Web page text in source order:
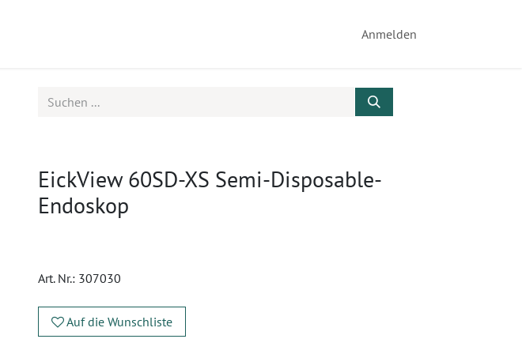
Anmelden
EickView 60SD-XS Semi-Disposable-
Endoskop
Art. Nr.: 307030
Auf die Wunschliste